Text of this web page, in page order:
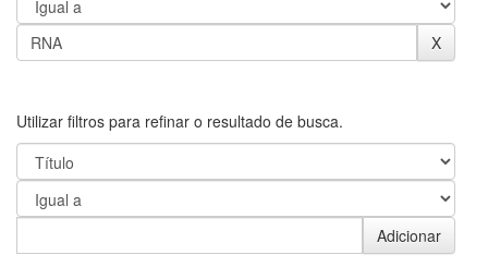
Utilizar filtros para refinar o resultado de busca.